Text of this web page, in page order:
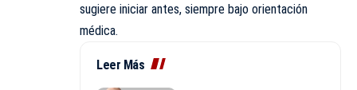
sugiere iniciar antes, siempre bajo orientación
médica.
Leer Más